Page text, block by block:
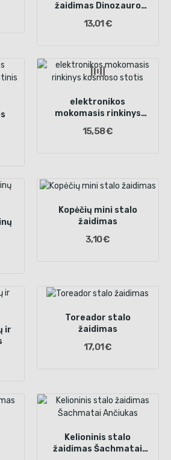
žaidimas Dinozauro
rinkinys
13,01 €
elektronikos
mokomasis rinkinys
15,58 €
Kopėčių mini stalo
žaidimas
3,10 €
ir
Toreador stalo
žaidimas
17,01 €
Kelioninis stalo
žaidimas Šachmatai